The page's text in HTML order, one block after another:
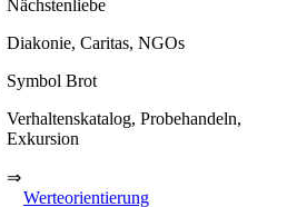
Nächstenliebe
Diakonie, Caritas, NGOs
Symbol Brot
Verhaltenskatalog, Probehandeln,
Exkursion
⇒
Werteorientierung